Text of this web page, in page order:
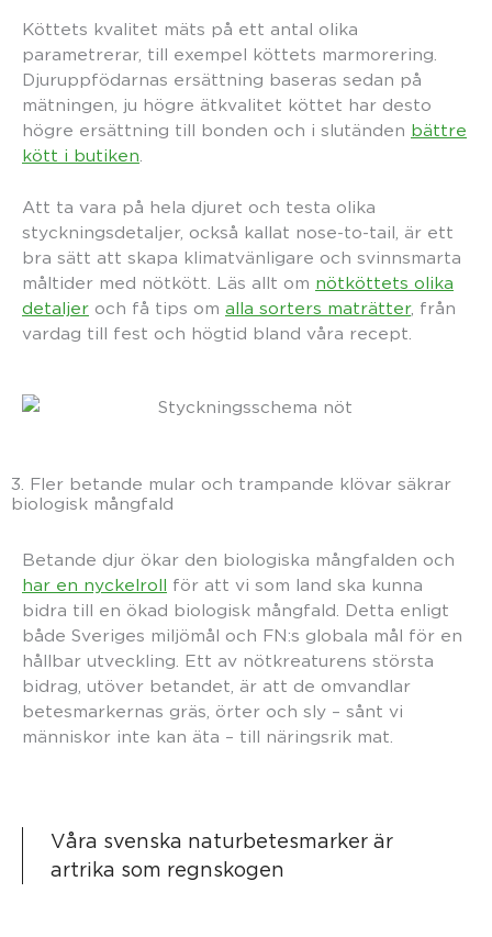
Köttets kvalitet mäts på ett antal olika
parametrerar, till exempel köttets marmorering.
Djuruppfödarnas ersättning baseras sedan på
mätningen, ju högre ätkvalitet köttet har desto
högre ersättning till bonden och i slutänden bättre
kött i butiken
Att ta vara på hela djuret och testa olika
styckningsdetaljer, också kallat nose-to-tail, är ett
bra sätt att skapa klimatvänligare och svinnsmarta
måltider med nötkött. Läs allt om nötköttets olika
detaljer och få tips om alla sorters maträtter, från
vardag till fest och högtid bland våra recept.
3. Fler betande mular och trampande klövar säkrar
biologisk mångfald
Betande djur ökar den biologiska mångfalden och
har en nyckelroll för att vi som land ska kunna
bidra till en ökad biologisk mångfald. Detta enligt
både Sveriges miljömål och FN:s globala mål för en
hållbar utveckling. Ett av nötkreaturens största
bidrag, utöver betandet, är att de omvandlar
betesmarkernas gräs, örter och sly – sånt vi
människor inte kan äta – till näringsrik mat.
Våra svenska naturbetesmarker är
artrika som regnskogen